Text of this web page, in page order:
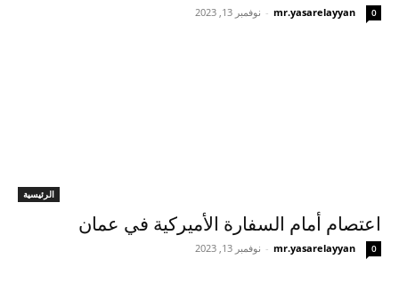
mr.yasarelayyan
- نوفمبر 13, 2023 0
الرئيسية
اعتصام أمام السفارة الأميركية في عمان
mr.yasarelayyan
- نوفمبر 13, 2023 0